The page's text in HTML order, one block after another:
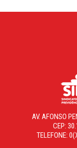
AV. AFONSO
CEP:
TELEFONE: